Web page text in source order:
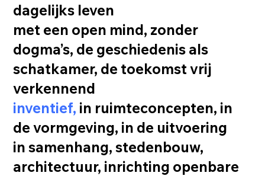
dagelijks leven
met een open mind, zonder
dogma’s, de geschiedenis als
schatkamer, de toekomst vrij
verkennend
inventief, in ruimteconcepten, in
de vormgeving, in de uitvoering
in samenhang, stedenbouw,
architectuur, inrichting openbare